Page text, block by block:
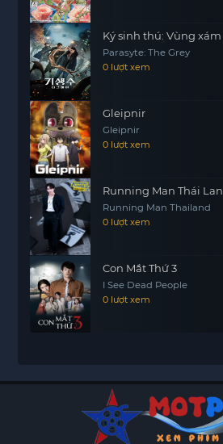
Ký sinh thú: Vùng xám
Parasyte: The Grey
0 lượt xem
Gleipnir
Gleipnir
0 lượt xem
Running Man Thái Lan
Running Man Thailand
0 lượt xem
Con Mắt Thứ 3
I See Dead People
0 lượt xem